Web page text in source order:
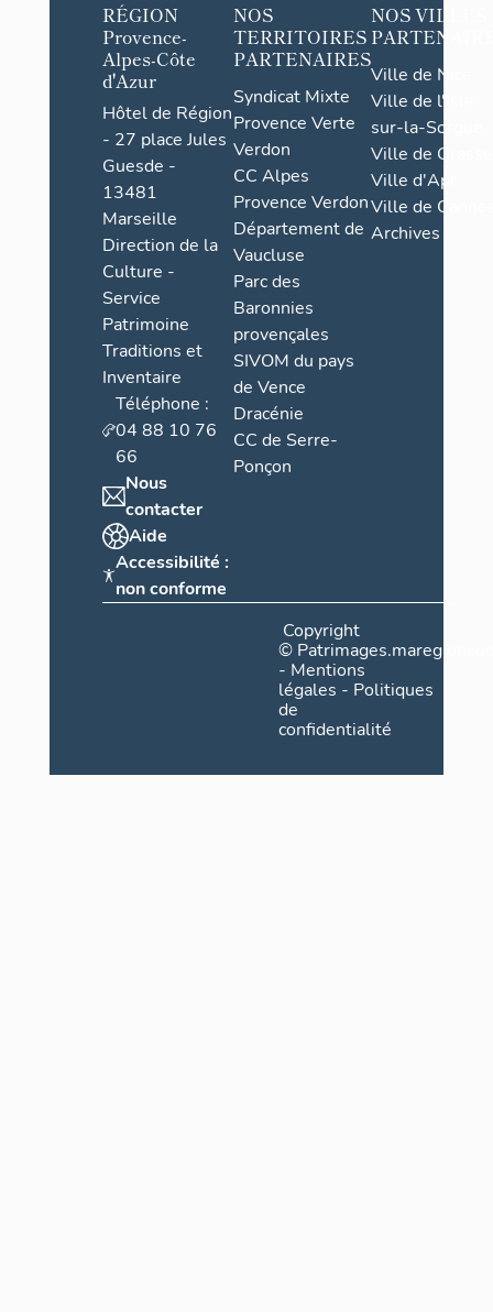
RÉGION
Provence-
Alpes-Côte
d'Azur
Hôtel de Région
- 27 place Jules
Guesde -
13481
Marseille
Direction de la
Culture -
Service
Patrimoine
Traditions et
Inventaire
Téléphone :
04 88 10 76
66
Nous
contacter
Aide
Accessibilité :
non conforme
NOS
TERRITOIRES
PARTENAIRES
Syndicat Mixte
Provence Verte
Verdon
CC Alpes
Provence Verdon
Département de
Vaucluse
Parc des
Baronnies
provençales
SIVOM du pays
de Vence
Dracénie
CC de Serre-
Ponçon
NOS VILLES
Ville de Nice
Ville de l'Isle-
sur-la-Sorgue
Ville de Grasse
Ville d'Apt
Ville de
Archives
Copyright
©
- Mentions
légales - Politiques
de
confidentialité